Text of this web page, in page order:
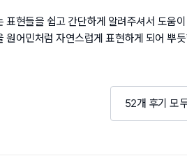
표현들을 쉽고 간단하게 알려주셔서 도움
원어민처럼 자연스럽게 표현하게 되어 뿌
52개 후기 모